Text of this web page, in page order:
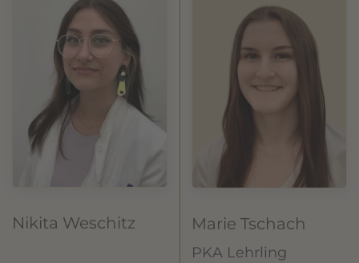
Nikita Weschitz Marie Tschach
PKA Lehrling